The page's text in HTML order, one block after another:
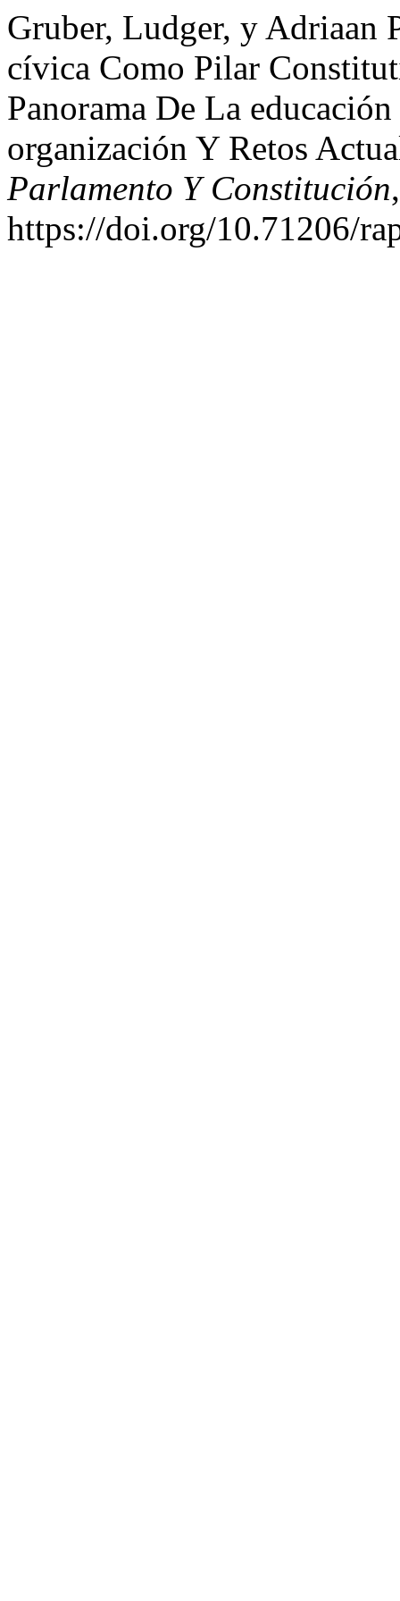
Gruber, Ludger, y Adriaan
cívica Como Pilar
Panorama De La
organización Y Retos
Parlamento Y Constitución
https://doi.org/10.71206/